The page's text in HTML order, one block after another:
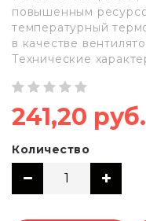
повышенным
температурный
в качестве
Технические
241,20 руб.
Количество